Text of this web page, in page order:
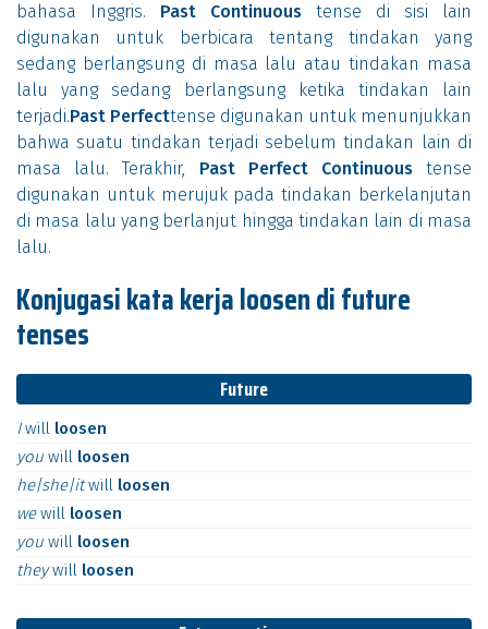
bahasa Inggris. Past Continuous tense di sisi lain
digunakan untuk berbicara tentang tindakan yang
sedang berlangsung di masa lalu atau tindakan masa
lalu yang sedang berlangsung ketika tindakan lain
terjadi.Past Perfecttense digunakan untuk menunjukkan
bahwa suatu tindakan terjadi sebelum tindakan lain di
masa lalu. Terakhir, Past Perfect Continuoustense
digunakan untuk merujuk pada tindakan berkelanjutan
di masa lalu yang berlanjut hingga tindakan lain di masa
lalu.
Konjugasi kata kerja loosen di future
tenses
Future
Iwill loosen
you will loosen
he|she|itwill loosen
wewill loosen
you will loosen
theywill loosen